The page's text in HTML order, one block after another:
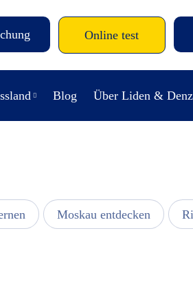
Online test
Blog Über Liden & Denz
Moskau entdecken